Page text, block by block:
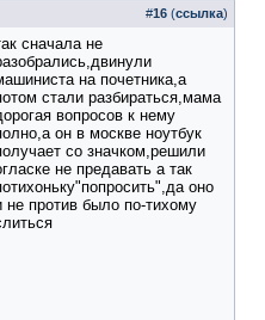
#16 (ссылка)
сначала не
на почетника,а
стали разбираться,мама
вопросов к нему
он в москве ноутбук
со значком,решили
не предавать а так
оно
не против было по-тихому